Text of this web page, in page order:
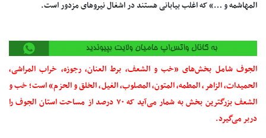
المهاشمه و …» که اغلب بیابانی هستند در اشغال نیروهای مزدور است.
الجوف شامل بخش‌های «خب و الشعف، برط العنان، رجوزه، خراب المراشی،
الحمیدات، الزاهر، المطمه، المتون، المصلوب، الغیل، الخلق و الحزم» است؛ خب و
الشعف بزرگترین بخش به شمار می‌آید که ۷۰ درصد از مساحت استان الجوف را
دربر می‌گیرد.